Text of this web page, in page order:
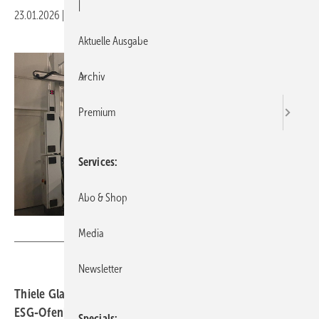
23.01.2026 Druckvorschau
Thiele Glas hat seine Qualitätssicherung am Ende der
ESG‑Ofenlinie weiter ausgebaut. Mit der Installation des
Aktuelle Ausgabe
Archiv
Premium
Services
Abo & Shop
Media
Newsletter